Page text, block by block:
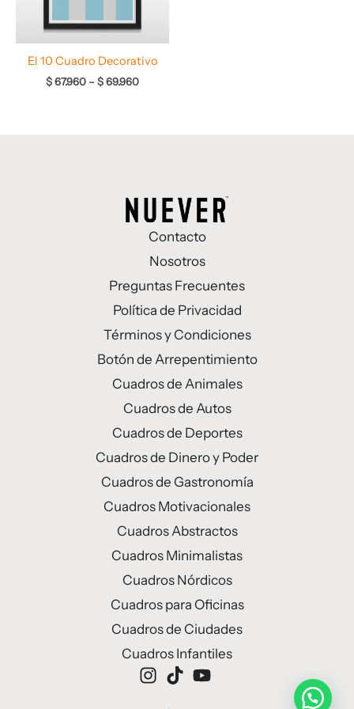
El 10 Cuadro Decorativo
$67.960 –$69.960
Contacto
Nosotros
Preguntas Frecuentes
Política de Privacidad
Términos y Condiciones
Botón de Arrepentimiento
Cuadros de Animales
Cuadros de Autos
Cuadros de Deportes
Cuadros de Dinero y Poder
Cuadros de Gastronomía
Cuadros Motivacionales
Cuadros Abstractos
Cuadros Minimalistas
Cuadros Nórdicos
Cuadros para Oficinas
Cuadros de Ciudades
Cuadros Infantiles